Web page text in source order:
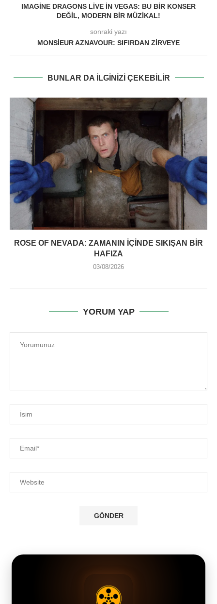
IMAGINE DRAGONS LIVE IN VEGAS: BU BIR KONSER
DEĞIL, MODERN BIR MÜZIKAL!
sonraki yazı
MONSIEUR AZNAVOUR: SIFIRDAN ZIRVEYE
BUNLAR DA ILGINIZI ÇEKEBILIR
ROSE OF NEVADA: ZAMANIN İÇINDE SIKIŞAN BIR
HAFIZA
03/08/2026
YORUM YAP